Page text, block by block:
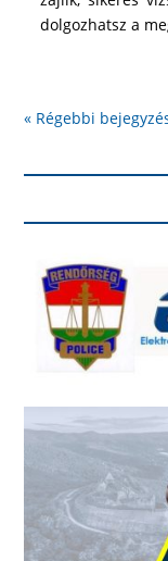
dolgozhatsz a
« Régebbi